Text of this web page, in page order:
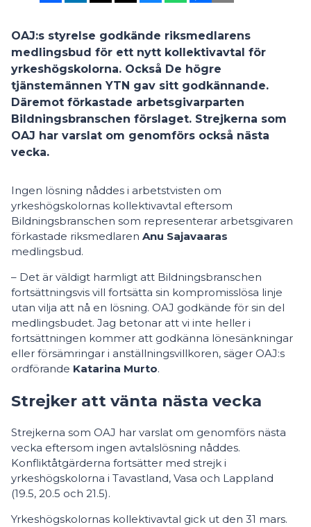
OAJ:s styrelse godkände riksmedlarens
medlingsbud för ett nytt kollektivavtal för
yrkeshögskolorna. Också De högre
tjänstemännen YTN gav sitt godkännande.
Däremot förkastade arbetsgivarparten
Bildningsbranschen förslaget. Strejkerna som
OAJ har varslat om genomförs också nästa
vecka.
Ingen lösning nåddes i arbetstvisten om
yrkeshögskolornas kollektivavtal eftersom
Bildningsbranschen som representerar arbetsgivaren
förkastade riksmedlaren Anu Sajavaaras
medlingsbud.
– Det är väldigt harmligt att Bildningsbranschen
fortsättningsvis vill fortsätta sin kompromisslösa linje
utan vilja att nå en lösning. OAJ godkände för sin del
medlingsbudet. Jag betonar att vi inte heller i
fortsättningen kommer att godkänna lönesänkningar
eller försämringar i anställningsvillkoren, säger OAJ:s
ordförande Katarina Murto.
Strejker att vänta nästa vecka
Strejkerna som OAJ har varslat om genomförs nästa
vecka eftersom ingen avtalslösning nåddes.
Konfliktåtgärderna fortsätter med strejk i
yrkeshögskolorna i Tavastland, Vasa och Lappland
(19.5, 20.5 och 21.5).
Yrkeshögskolornas kollektivavtal gick ut den 31 mars.